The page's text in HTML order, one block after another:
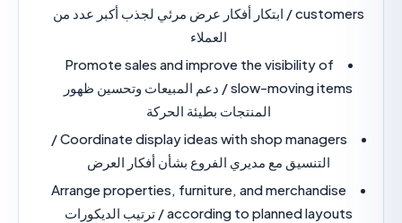
customers / ابتكار أفكار عرض مرئي لجذب أكبر عدد من
Promote sales and improve the visibility of
slow-moving items / دعم المبيعات وتحسين ظهور
المنتجات بطيئة الحركة
Coordinate display ideas with shop managers /
التنسيق مع مديري الفروع بشأن أفكار العرض
Arrange properties, furniture, and
according to planned layouts / ترتيب الديكورات